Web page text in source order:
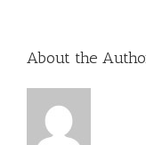
About the